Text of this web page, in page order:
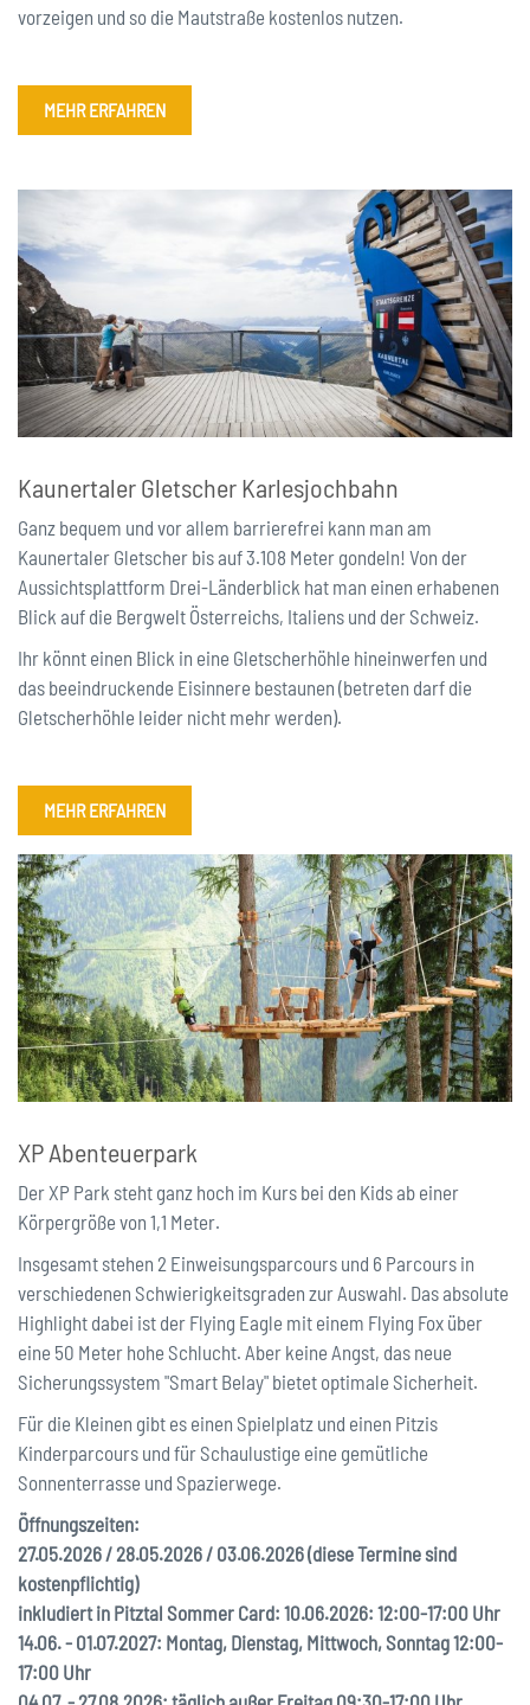
vorzeigen und so die Mautstraße kostenlos nutzen.
MEHR ERFAHREN
Kaunertaler Gletscher Karlesjochbahn
Ganz bequem und vor allem barrierefrei kann man am
Kaunertaler Gletscher bis auf 3.108 Meter gondeln! Von der
Aussichtsplattform Drei-Länderblick hat man einen erhabenen
Blick auf die Bergwelt Österreichs, Italiens und der Schweiz.
Ihr könnt einen Blick in eine Gletscherhöhle hineinwerfen und
das beeindruckende Eisinnere bestaunen (betreten darf die
Gletscherhöhle leider nicht mehr werden).
MEHR ERFAHREN
XP Abenteuerpark
Der XP Park steht ganz hoch im Kurs bei den Kids ab einer
Körpergröße von 1,1 Meter.
Insgesamt stehen 2 Einweisungsparcours und 6 Parcours in
verschiedenen Schwierigkeitsgraden zur Auswahl. Das absolute
Highlight dabei ist der Flying Eagle mit einem Flying Fox über
eine 50 Meter hohe Schlucht. Aber keine Angst, das neue
Sicherungssystem "Smart Belay" bietet optimale Sicherheit.
Für die Kleinen gibt es einen Spielplatz und einen Pitzis
Kinderparcours und für Schaulustige eine gemütliche
Sonnenterrasse und Spazierwege.
Öffnungszeiten:
27.05.2026 / 28.05.2026 / 03.06.2026 (diese Termine sind
kostenpflichtig)
inkludiert in Pitztal Sommer Card: 10.06.2026: 12:00-17:00 Uhr
14.06. - 01.07.2027: Montag, Dienstag, Mittwoch, Sonntag 12:00-
17:00 Uhr